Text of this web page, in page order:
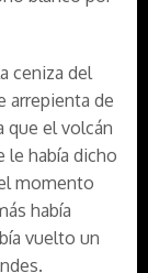
ceniza del
arrepienta de
que el volcán
le había dicho
momento
había
vuelto un